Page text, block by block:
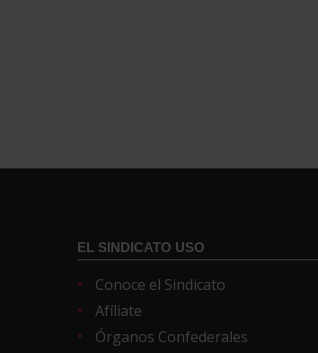
EL SINDICATO USO
Conoce el Sindicato
Afíliate
Órganos Confederales